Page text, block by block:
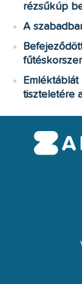
rézsűkúp
A
tiszteletére